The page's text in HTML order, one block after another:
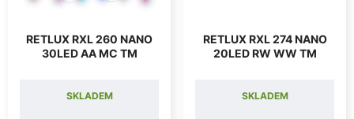
RETLUX RXL 260 NANO
30LED AA MC TM
SKLADEM
RETLUX RXL 274 NANO
20LED RW WW TM
SKLADEM